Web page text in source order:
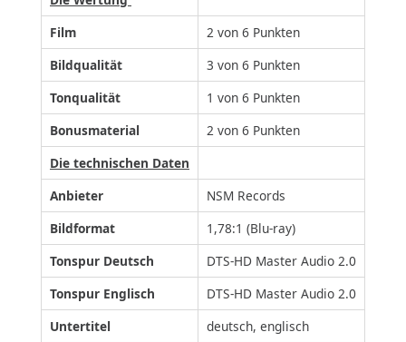
Film
2 von 6 Punkten
Bildqualität
3 von 6 Punkten
Tonqualität
1 von 6 Punkten
Bonusmaterial
2 von 6 Punkten
Die technischen Daten
Anbieter
NSM Records
Bildformat
1,78:1 (Blu-ray)
Tonspur Deutsch
DTS-HD Master Audio 2.0
Tonspur Englisch
DTS-HD Master Audio 2.0
Untertitel
deutsch, englisch